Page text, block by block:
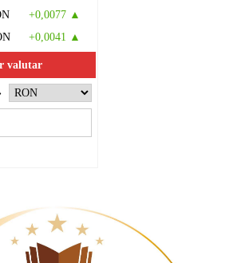
+0,0077 ▲
+0,0041 ▲
valutar